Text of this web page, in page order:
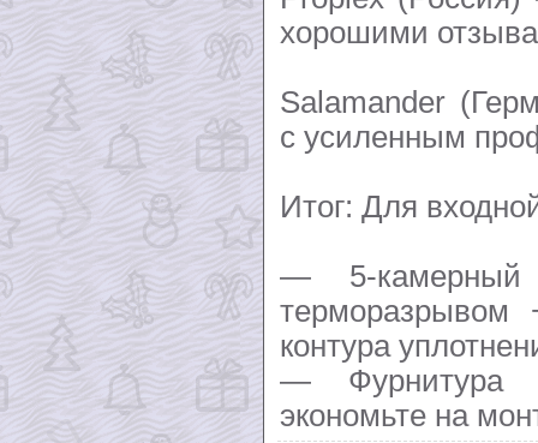
хорошими
Salamander
с усиленным
Итог: Для
— 5-
контура
—
экономьте на